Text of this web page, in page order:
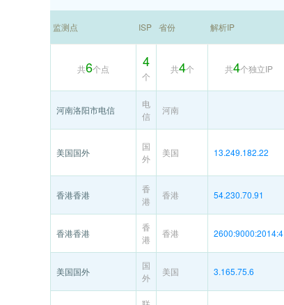
监测点 ISP 省份 解析IP
共6个点 4
个
共4个 共4个独立IP
河南洛阳市电信
电
信
河南
美国国外
国
外
美国 13.249.182.22
香港香港
香
港
香港 54.230.70.91
香港香港
香
港
香港 2600:9000:2014:4
美国国外
国
外
美国 3.165.75.6